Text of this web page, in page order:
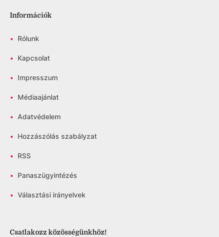
Információk
• Rólunk
• Kapcsolat
• Impresszum
• Médiaajánlat
• Adatvédelem
• Hozzászólás szabályzat
• RSS
• Panaszügyintézés
• Választási irányelvek
Csatlakozz közösségünkhöz!